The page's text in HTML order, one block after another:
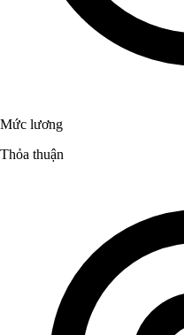
Mức lương
Thỏa thuận